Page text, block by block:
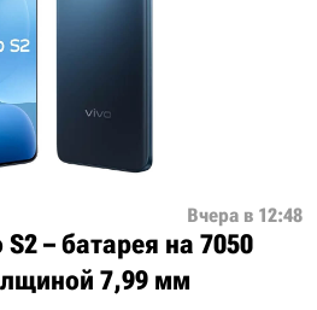
Вчера в 12:48
– батарея на 7050
7,99 мм